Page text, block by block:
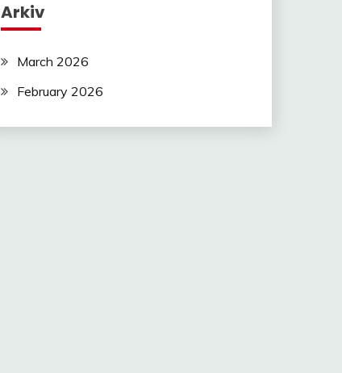
Arkiv
March 2026
February 2026